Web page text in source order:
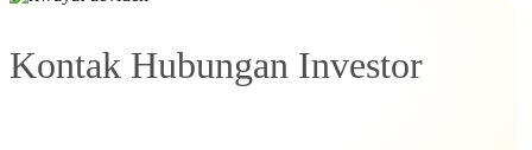
Kontak Hubungan Investor